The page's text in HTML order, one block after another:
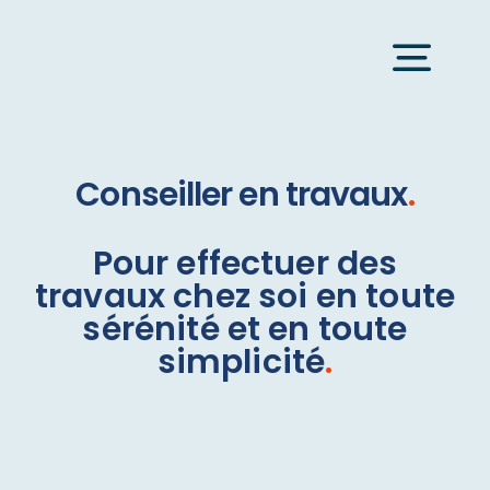
Permis de
Conseiller en
Conseiller en travaux.
Pour effectuer des
travaux chez soi en toute
sérénité et en toute
simplicité.